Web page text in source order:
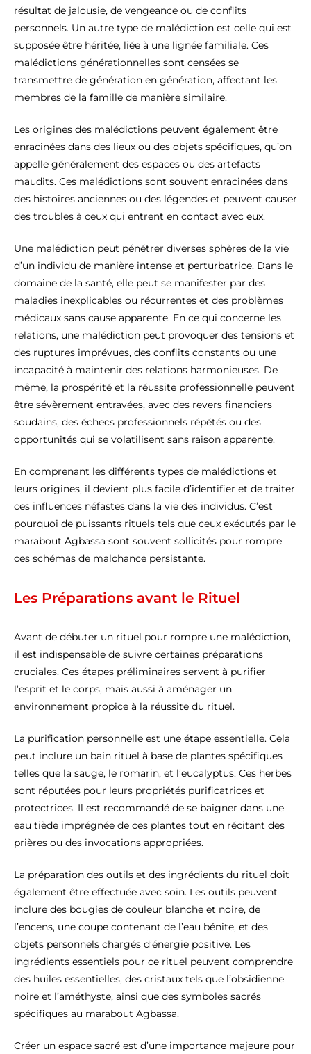
résultat de jalousie, de vengeance ou de conflits
personnels. Un autre type de malédiction est celle qui est
supposée être héritée, liée à une lignée familiale. Ces
malédictions générationnelles sont censées se
transmettre de génération en génération, affectant les
membres de la famille de manière similaire.
Les origines des malédictions peuvent également être
enracinées dans des lieux ou des objets spécifiques, qu’on
appelle généralement des espaces ou des artefacts
maudits. Ces malédictions sont souvent enracinées dans
des histoires anciennes ou des légendes et peuvent causer
des troubles à ceux qui entrent en contact avec eux.
Une malédiction peut pénétrer diverses sphères de la vie
d’un individu de manière intense et perturbatrice. Dans le
domaine de la santé, elle peut se manifester par des
maladies inexplicables ou récurrentes et des problèmes
médicaux sans cause apparente. En ce qui concerne les
relations, une malédiction peut provoquer des tensions et
des ruptures imprévues, des conflits constants ou une
incapacité à maintenir des relations harmonieuses. De
même, la prospérité et la réussite professionnelle peuvent
être sévèrement entravées, avec des revers financiers
soudains, des échecs professionnels répétés ou des
opportunités qui se volatilisent sans raison apparente.
En comprenant les différents types de malédictions et
leurs origines, il devient plus facile d’identifier et de traiter
ces influences néfastes dans la vie des individus. C’est
pourquoi de puissants rituels tels que ceux exécutés par le
marabout Agbassa sont souvent sollicités pour rompre
ces schémas de malchance persistante.
Les Préparations avant le Rituel
Avant de débuter un rituel pour rompre une malédiction,
il est indispensable de suivre certaines préparations
cruciales. Ces étapes préliminaires servent à purifier
l’esprit et le corps, mais aussi à aménager un
environnement propice à la réussite du rituel.
La purification personnelle est une étape essentielle. Cela
peut inclure un bain rituel à base de plantes spécifiques
telles que la sauge, le romarin, et l’eucalyptus. Ces herbes
sont réputées pour leurs propriétés purificatrices et
protectrices. Il est recommandé de se baigner dans une
eau tiède imprégnée de ces plantes tout en récitant des
prières ou des invocations appropriées.
La préparation des outils et des ingrédients du rituel doit
également être effectuée avec soin. Les outils peuvent
inclure des bougies de couleur blanche et noire, de
l’encens, une coupe contenant de l’eau bénite, et des
objets personnels chargés d’énergie positive. Les
ingrédients essentiels pour ce rituel peuvent comprendre
des huiles essentielles, des cristaux tels que l’obsidienne
noire et l’améthyste, ainsi que des symboles sacrés
spécifiques au marabout Agbassa.
Créer un espace sacré est d’une importance majeure pour